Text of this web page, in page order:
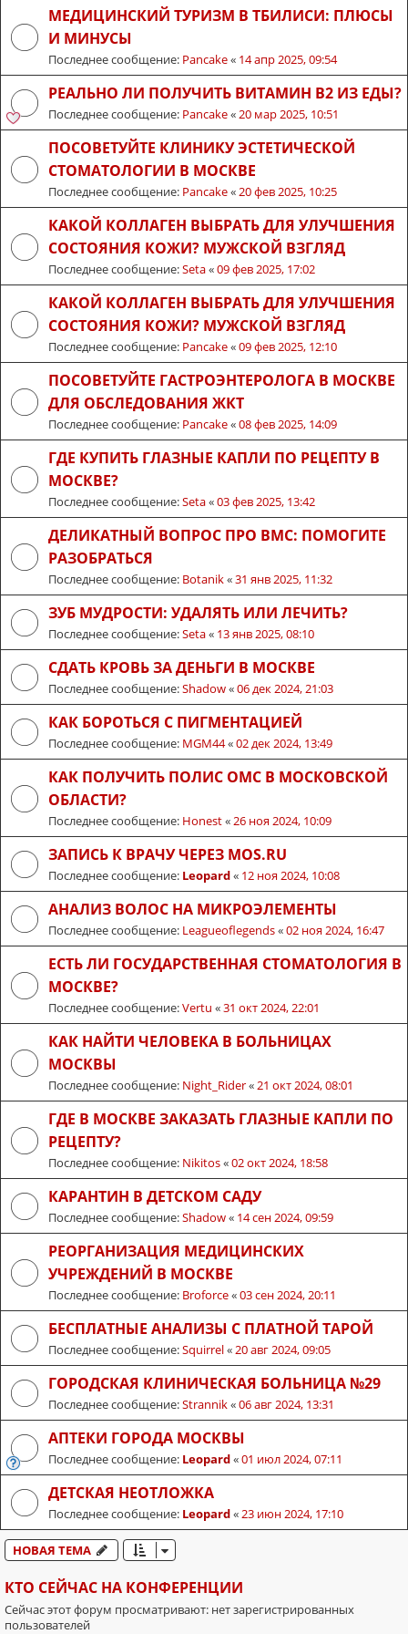
МЕДИЦИНСКИЙ ТУРИЗМ В ТБИЛИСИ: ПЛЮСЫ
И МИНУСЫ
Последнее сообщение: Pancake« 14 апр 2025, 09:54
РЕАЛЬНО ЛИ ПОЛУЧИТЬ ВИТАМИН B2 ИЗ ЕДЫ?
Последнее сообщение: Pancake« 20 мар 2025, 10:51
ПОСОВЕТУЙТЕ КЛИНИКУ ЭСТЕТИЧЕСКОЙ
СТОМАТОЛОГИИ В МОСКВЕ
Последнее сообщение: Pancake« 20 фев 2025, 10:25
КАКОЙ КОЛЛАГЕН ВЫБРАТЬ ДЛЯ УЛУЧШЕНИЯ
СОСТОЯНИЯ КОЖИ? МУЖСКОЙ ВЗГЛЯД
Последнее сообщение:Seta«09 фев 2025, 17:02
КАКОЙ КОЛЛАГЕН ВЫБРАТЬ ДЛЯ УЛУЧШЕНИЯ
СОСТОЯНИЯ КОЖИ? МУЖСКОЙ ВЗГЛЯД
Последнее сообщение: Pancake«09 фев 2025, 12:10
ПОСОВЕТУЙТЕ ГАСТРОЭНТЕРОЛОГА В МОСКВЕ
ДЛЯ ОБСЛЕДОВАНИЯ ЖКТ
Последнее сообщение: Pancake«08 фев 2025, 14:09
ГДЕ КУПИТЬ ГЛАЗНЫЕ КАПЛИ ПО РЕЦЕПТУ В
МОСКВЕ?
Последнее сообщение:Seta«03 фев 2025, 13:42
ДЕЛИКАТНЫЙ ВОПРОС ПРО ВМС: ПОМОГИТЕ
РАЗОБРАТЬСЯ
Последнее сообщение: Botanik«31 янв 2025, 11:32
ЗУБ МУДРОСТИ: УДАЛЯТЬ ИЛИ ЛЕЧИТЬ?
Последнее сообщение:Seta« 13 янв 2025, 08:10
СДАТЬ КРОВЬ ЗА ДЕНЬГИ В МОСКВЕ
Последнее сообщение:Shadow«06 дек 2024, 21:03
КАК БОРОТЬСЯ С ПИГМЕНТАЦИЕЙ
Последнее сообщение: MGM44«02 дек 2024, 13:49
КАК ПОЛУЧИТЬ ПОЛИС ОМС В МОСКОВСКОЙ
ОБЛАСТИ?
Последнее сообщение: Honest« 26 ноя 2024, 10:09
ЗАПИСЬ К ВРАЧУ ЧЕРЕЗ MOS.RU
Последнее сообщение: Leopard« 12 ноя 2024, 10:08
АНАЛИЗ ВОЛОС НА МИКРОЭЛЕМЕНТЫ
Последнее сообщение: Leagueoflegends«02 ноя 2024, 16:47
ЕСТЬ ЛИ ГОСУДАРСТВЕННАЯ СТОМАТОЛОГИЯ В
МОСКВЕ?
Последнее сообщение:Vertu «31 окт 2024, 22:01
КАК НАЙТИ ЧЕЛОВЕКА В БОЛЬНИЦАХ
МОСКВЫ
Последнее сообщение: Night_Rider« 21 окт 2024, 08:01
ГДЕ В МОСКВЕ ЗАКАЗАТЬ ГЛАЗНЫЕ КАПЛИ ПО
РЕЦЕПТУ?
Последнее сообщение: Nikitos«02 окт 2024, 18:58
КАРАНТИН В ДЕТСКОМ САДУ
Последнее сообщение:Shadow« 14 сен 2024, 09:59
РЕОРГАНИЗАЦИЯ МЕДИЦИНСКИХ
УЧРЕЖДЕНИЙ В МОСКВЕ
Последнее сообщение: Broforce«03 сен 2024, 20:11
БЕСПЛАТНЫЕ АНАЛИЗЫ С ПЛАТНОЙ ТАРОЙ
Последнее сообщение:Squirrel« 20 авг 2024, 09:05
ГОРОДСКАЯ КЛИНИЧЕСКАЯ БОЛЬНИЦА №29
Последнее сообщение:Strannik«06 авг 2024, 13:31
АПТЕКИ ГОРОДА МОСКВЫ
Последнее сообщение: Leopard«01 июл 2024, 07:11
ДЕТСКАЯ НЕОТЛОЖКА
Последнее сообщение: Leopard« 23 июн 2024, 17:10
НОВАЯ ТЕМА
КТО СЕЙЧАС НА КОНФЕРЕНЦИИ
Сейчас этот форум просматривают: нет зарегистрированных
пользователей